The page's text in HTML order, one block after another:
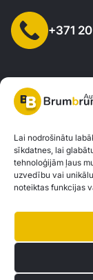
Lai nodrošinātu
sīkdatnes, lai
tehnoloģijām ļaus
uzvedību vai
noteiktas funkcijas
+371
SIA
Brum Brum Auto
kas